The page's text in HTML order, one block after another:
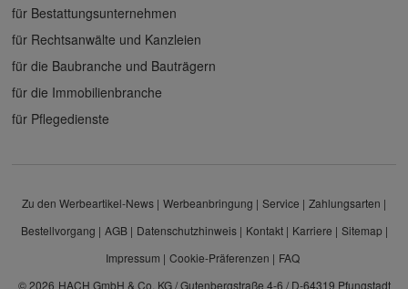
für Bestattungsunternehmen
für Rechtsanwälte und Kanzleien
für die Baubranche und Bauträgern
für die Immobilienbranche
für Pflegedienste
Zu den Werbeartikel-News Werbeanbringung Service
Zahlungsarten
Bestellvorgang
AGB Datenschutzhinweis Kontakt Karriere
Sitemap
Impressum
Cookie-Präferenzen
FAQ
© 2026 HACH GmbH & Co. KG / Gutenbergstraße 4-6 / D-64319 Pfungstadt